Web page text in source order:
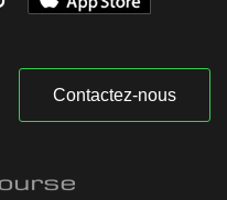
Contactez-nous